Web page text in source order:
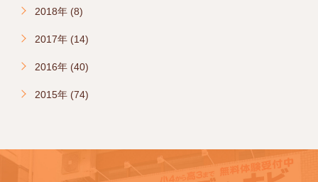
2018年 (8)
2017年 (14)
2016年 (40)
2015年 (74)